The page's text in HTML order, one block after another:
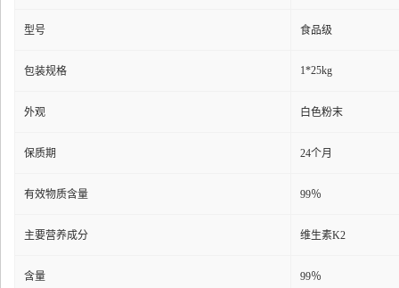
型号 食品级
包装规格 1*25kg
外观 白色粉末
保质期 24个月
有效物质含量 99％
主要营养成分 维生素K2
含量 99％